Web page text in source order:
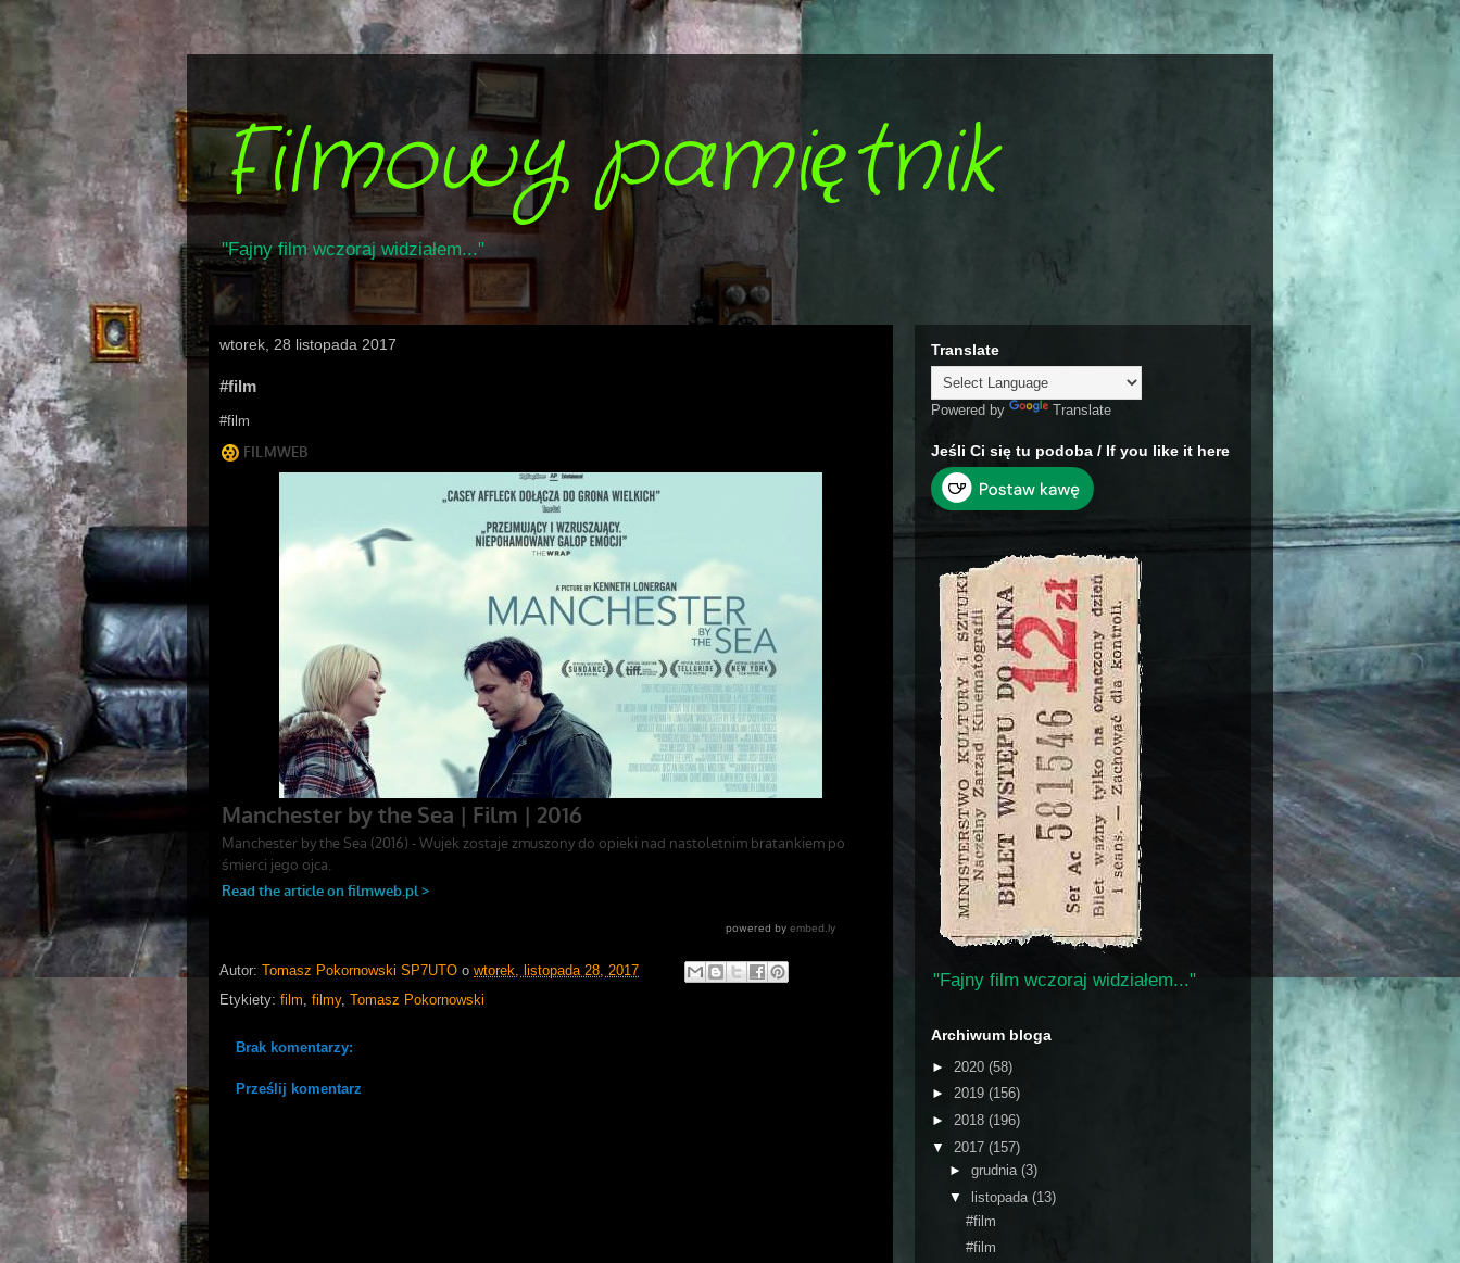
Filmowy pamiętnik
"Fajny film wczoraj widziałem..."
wtorek, 28 listopada 2017
#film
#film
Autor: Tomasz Pokornowski SP7UTO o wtorek, listopada 28, 2017
Etykiety: film, filmy, Tomasz Pokornowski
Brak komentarzy:
Prześlij komentarz
Translate
Powered by Translate
Jeśli Ci się tu podoba / If you like it here
"Fajny film wczoraj widziałem..."
Archiwum bloga
► 2020 (58)
► 2019 (156)
► 2018 (196)
▼ 2017 (157)
► grudnia (3)
▼
listopada (13)
#film
#film